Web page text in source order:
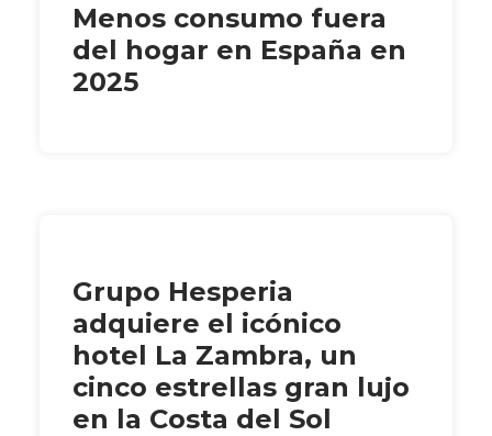
Menos consumo fuera
del hogar en España en
2025
Grupo Hesperia
adquiere el icónico
hotel La Zambra, un
cinco estrellas gran lujo
en la Costa del Sol